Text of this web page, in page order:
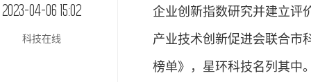
2023-04-06 15:02
科技在线
企业创新指数研究并建立评
产业技术创新促进会联合市
榜单》，星环科技名列其中